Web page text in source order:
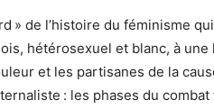
» de l’histoire du féminisme
hétérosexuel et blanc, à
et les partisanes de la
: les phases du